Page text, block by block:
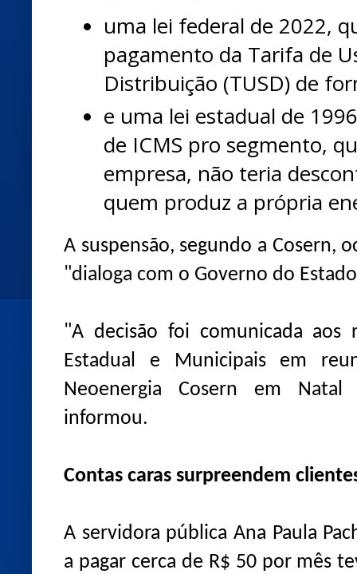
uma lei federal de 2022,
pagamento da Tarifa de
Distribuição (TUSD) de
e uma lei estadual de
de ICMS pro segmento,
empresa, não teria
quem produz a própria
A suspensão, segundo a Cosern,
"dialoga com o Governo do
"A decisão foi comunicada aos
Estadual e Municipais em
Neoenergia Cosern em Natal
informou.
Contas caras surpreendem
A servidora pública Ana Paula
a pagar cerca de R$ 50 por mês